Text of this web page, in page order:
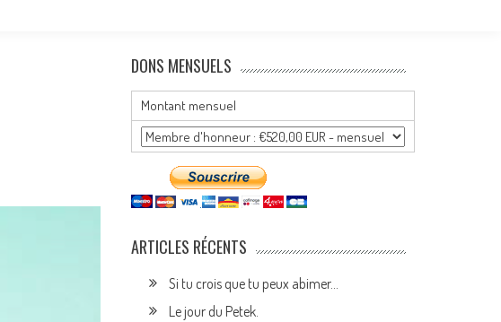
DONS MENSUELS
Montant mensuel
ARTICLES RÉCENTS
Si tu crois que tu peux abimer…
Le jour du Petek.